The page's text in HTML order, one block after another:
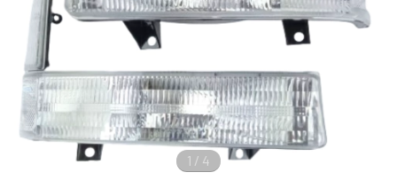
1 / 4